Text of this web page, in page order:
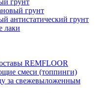
грунт
грунт
антистатический грунт
лаки
REMFLOOR
смеси (топпинги)
за свежевыложенным